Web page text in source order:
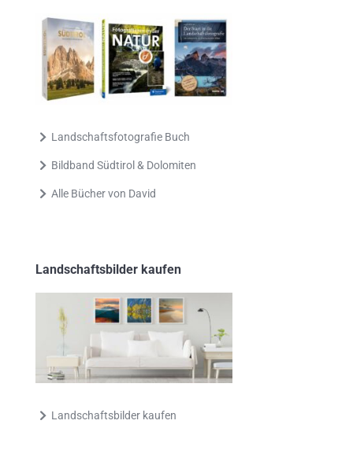
Landschaftsfotografie Buch
Bildband Südtirol & Dolomiten
Alle Bücher von David
Landschaftsbilder kaufen
Landschaftsbilder kaufen